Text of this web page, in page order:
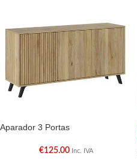
Aparador 3 Portas
€125.00 Inc. IVA